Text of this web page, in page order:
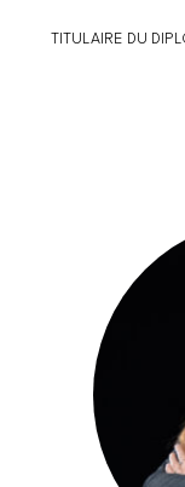
TITULAIRE DU